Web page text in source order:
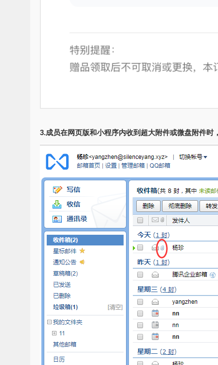
3.成员在网页版和小程序内收到超大附件或微盘附件时